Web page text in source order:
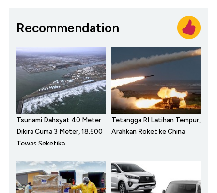
Recommendation
Tsunami Dahsyat 40 Meter
Dikira Cuma 3 Meter, 18.500
Tewas Seketika
Tetangga RI Latihan Tempur,
Arahkan Roket ke China